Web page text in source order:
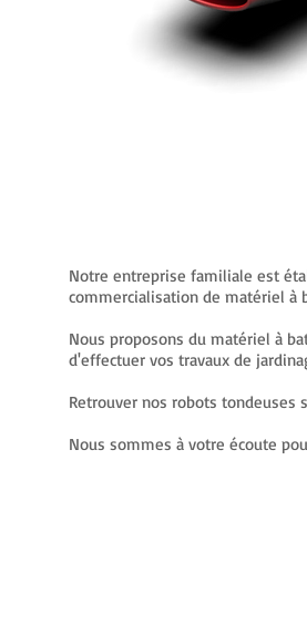
Notre entreprise familiale est
commercialisation de matériel à
Nous proposons du matériel à
d'effectuer vos travaux de
Retrouver nos robots
Nous sommes à votre écoute